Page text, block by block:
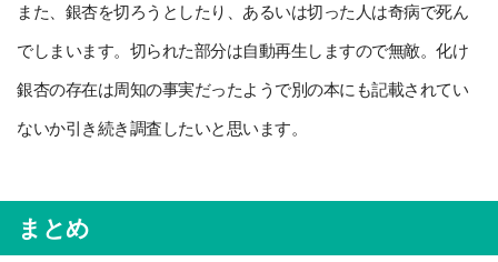
また、銀杏を切ろうとしたり、あるいは切った人は奇病で死ん
でしまいます。切られた部分は自動再生しますので無敵。化け
銀杏の存在は周知の事実だったようで別の本にも記載されてい
ないか引き続き調査したいと思います。
まとめ